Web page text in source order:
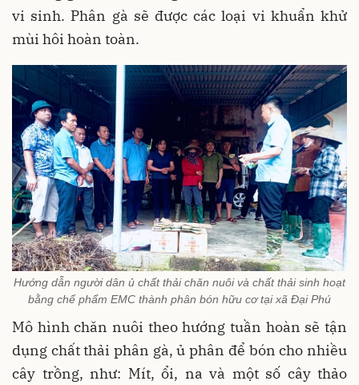
vi sinh. Phân gà sẽ được các loại vi khuẩn khử
mùi hôi hoàn toàn.
Hướng dẫn người dân ủ chất thải chăn nuôi và chất thải sinh hoạt
bằng chế phẩm EMC thành phân bón hữu cơ tại xã Đại Phú
Mô hình chăn nuôi theo hướng tuần hoàn sẽ tận
dụng chất thải phân gà, ủ phân để bón cho nhiều
cây trồng, như: Mít, ổi, na và một số cây thảo